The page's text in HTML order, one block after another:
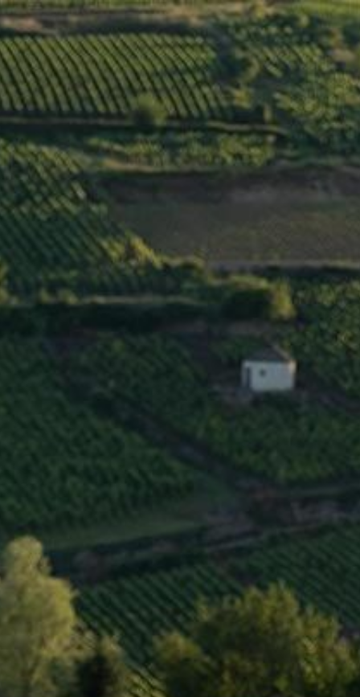
Menu
FIXIN
>Pierre Ponnelle
INFOS CLÉS
Côte de Nuits
Niveau Village
Couleur